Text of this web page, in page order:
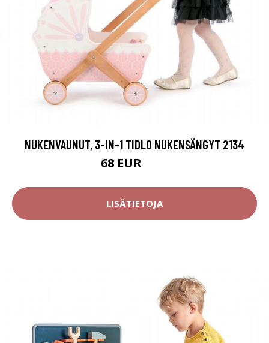
NUKENVAUNUT, 3-IN-1 TIDLO NUKENSÄNGYT 2134
68 EUR
LISÄTIETOJA